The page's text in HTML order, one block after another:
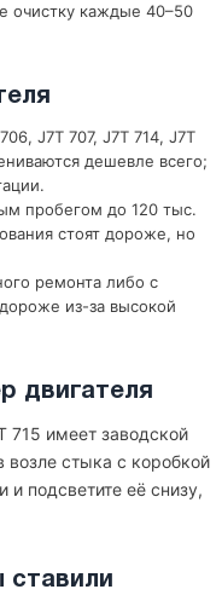
очистку каждые 40–50
J7T 707, J7T 714, J7T
дешевле всего;
пробегом до 120 тыс.
стоят дороже, но
ремонта либо с
из-за высокой
двигателя
715 имеет заводской
стыка с коробкой
и подсветите её снизу,
ставили